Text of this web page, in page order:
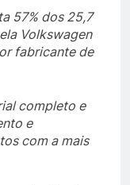
57% dos 25,7
Volkswagen
fabricante de
completo e
e
com a mais